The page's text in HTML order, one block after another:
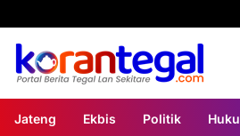
Jateng Ekbis Politik